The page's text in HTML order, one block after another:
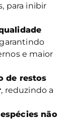
para inibir
e maior
de restos
, reduzindo a
não